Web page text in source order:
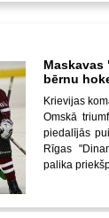
bērnu
Krievijas
Omskā
piedalījās
Rīgas
palika